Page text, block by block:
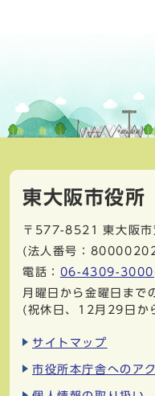
東大阪市役所
〒577-8521
東大阪
(法人番号：
電話： 06-4309-3000
月曜日から金曜日ま
(祝休日、12月29日か
サイトマップ
市役所本庁舎へのア